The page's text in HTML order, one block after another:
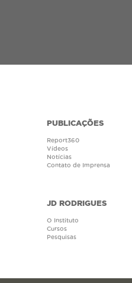
PUBLICAÇÕES
Report360
Vídeos
Notícias
Contato de Imprensa
JD RODRIGUES
O Instituto
Cursos
Pesquisas